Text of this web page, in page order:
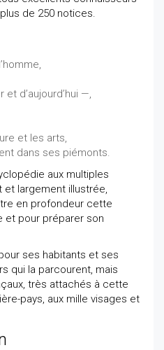
de 250 notices.
d’aujourd’hui —,
et les arts,
dans ses piémonts.
aux multiples
largement illustrée,
en profondeur cette
et pour préparer son
ses habitants et ses
qui la parcourent, mais
très attachés à cette
pays, aux mille visages et